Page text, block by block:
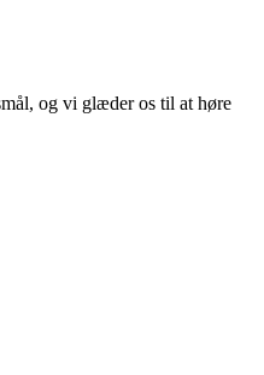
og vi glæder os til at høre